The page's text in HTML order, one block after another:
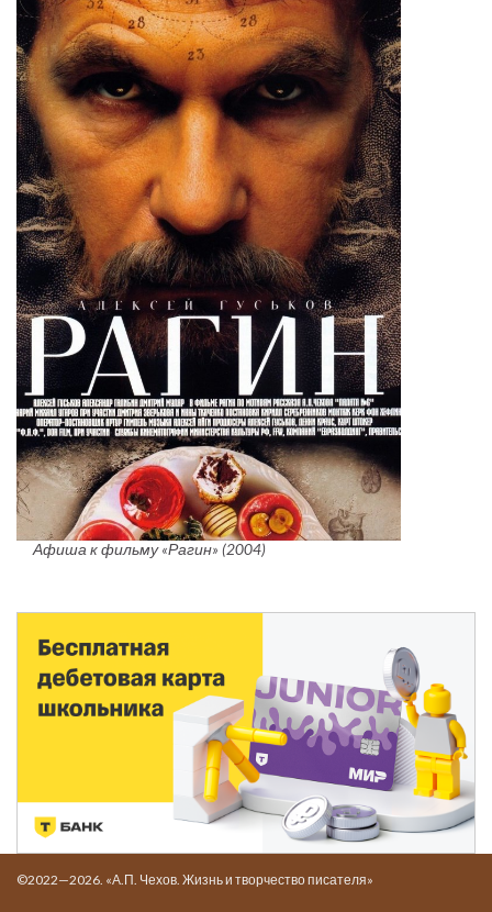
Афиша к фильму «Рагин» (2004)
©2022—2026. «А.П. Чехов. Жизнь и творчество писателя»